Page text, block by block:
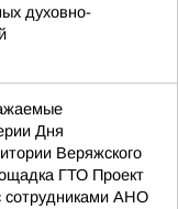
духовно-
Дня
Веряжского
ГТО Проект
сотрудниками АНО